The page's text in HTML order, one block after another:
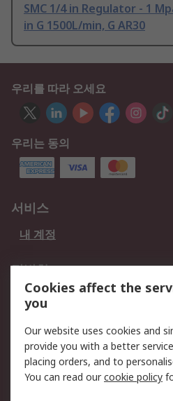
SMC 1/4 in Regulator - 1
in G 1500L/min, G AR30
우리를 따라 오세요
우리는 동의
서비스
내 계정
적법한
개인 정보 보호 정책
웹사이트 사용 약관
회사 소개
RS 계좌 정보
Cookies affect the
you
Our website uses cookies and
provide you with a better
placing orders, and to
You can read ourcookie policy